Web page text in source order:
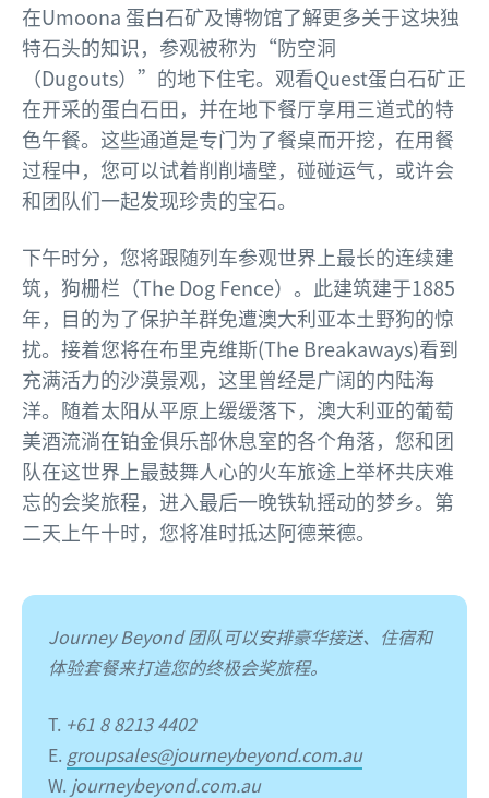
在Umoona 蛋白石矿及博物馆了解更多关于这块独
特石头的知识，参观被称为“防空洞
（Dugouts）”的地下住宅。观看Quest蛋白石矿正
在开采的蛋白石田，并在地下餐厅享用三道式的特
色午餐。这些通道是专门为了餐桌而开挖，在用餐
过程中，您可以试着削削墙壁，碰碰运气，或许会
和团队们一起发现珍贵的宝石。
下午时分，您将跟随列车参观世界上最长的连续建
筑，狗栅栏（The Dog Fence）。此建筑建于1885
年，目的为了保护羊群免遭澳大利亚本土野狗的惊
扰。接着您将在布里克维斯(The Breakaways)看到
充满活力的沙漠景观，这里曾经是广阔的内陆海
洋。随着太阳从平原上缓缓落下，澳大利亚的葡萄
美酒流淌在铂金俱乐部休息室的各个角落，您和团
队在这世界上最鼓舞人心的火车旅途上举杯共庆难
忘的会奖旅程，进入最后一晚铁轨摇动的梦乡。第
二天上午十时，您将准时抵达阿德莱德。
Journey Beyond 团队可以安排豪华接送、住宿和
体验套餐来打造您的终极会奖旅程。
T. +61 8 8213 4402
E. groupsales@journeybeyond.com.au
W. journeybeyond.com.au